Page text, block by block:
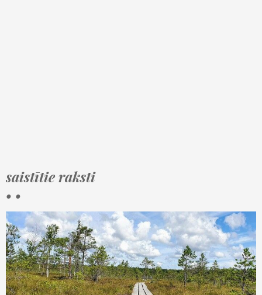
saistītie raksti
• •